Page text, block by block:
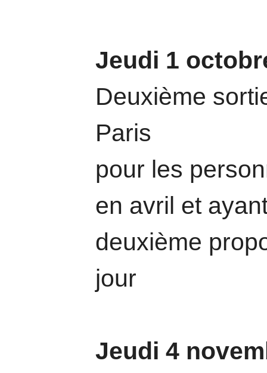
Jeudi 1
Deuxième
Paris
pour les
en avril et
deuxième
jour
Jeudi 4